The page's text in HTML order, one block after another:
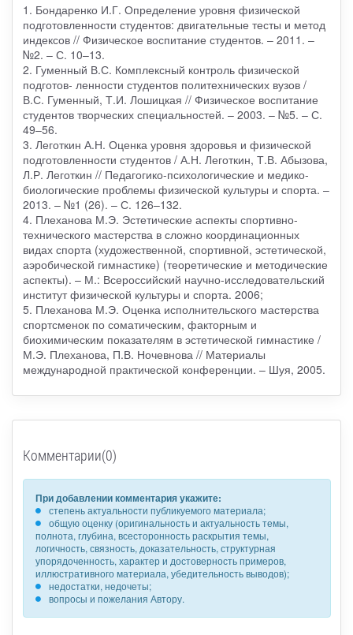
1. Бондаренко И.Г. Определение уровня физической
подготовленности студентов: двигательные тесты и метод
индексов // Физическое воспитание студентов. – 2011. –
№2. – С. 10–13.
2. Гуменный В.С. Комплексный контроль физической
подготов- ленности студентов политехнических вузов /
В.С. Гуменный, Т.И. Лошицкая // Физическое воспитание
студентов творческих специальностей. – 2003. – №5. – С.
49–56.
3. Леготкин А.Н. Оценка уровня здоровья и физической
подготовленности студентов / А.Н. Леготкин, Т.В. Абызова,
Л.Р. Леготкин // Педагогико-психологические и медико-
биологические проблемы физической культуры и спорта. –
2013. – №1 (26). – С. 126–132.
4. Плеханова М.Э. Эстетические аспекты спортивно-
технического мастерства в сложно координационных
видах спорта (художественной, спортивной, эстетической,
аэробической гимнастике) (теоретические и методические
аспекты). – М.: Всероссийский научно-исследовательский
институт физической культуры и спорта. 2006;
5. Плеханова М.Э. Оценка исполнительского мастерства
спортсменок по соматическим, факторным и
биохимическим показателям в эстетической гимнастике /
М.Э. Плеханова, П.В. Ночевнова // Материалы
международной практической конференции. – Шуя, 2005.
Комментарии(0)
При добавлении комментария укажите:
степень актуальности публикуемого материала;
общую оценку (оригинальность и актуальность темы,
полнота, глубина, всесторонность раскрытия темы,
логичность, связность, доказательность, структурная
упорядоченность, характер и достоверность примеров,
иллюстративного материала, убедительность выводов);
недостатки, недочеты;
вопросы и пожелания Автору.